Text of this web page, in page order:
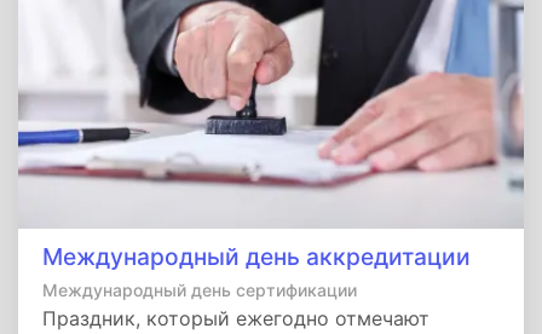
коллективная память человечества.
Международный день аккредитации
Международный день сертификации
Праздник, который ежегодно отмечают